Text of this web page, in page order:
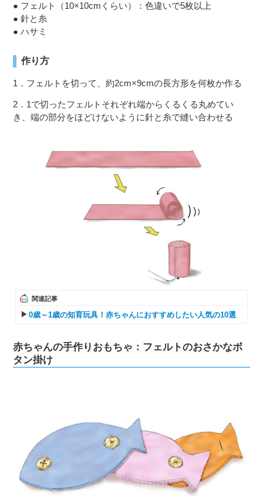
● フェルト（10×10cmくらい）：色違いで5枚以上
● 針と糸
● ハサミ
作り方
1．フェルトを切って、約2cm×9cmの長方形を何枚か作る
2．1で切ったフェルトそれぞれ端からくるくる丸めてい
き、端の部分をほどけないように針と糸で縫い合わせる
関連記事
0歳～1歳の知育玩具！赤ちゃんにおすすめしたい人気の10選
赤ちゃんの手作りおもちゃ：フェルトのおさかなボ
タン掛け